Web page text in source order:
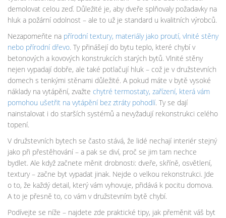
demolovat celou zeď. Důležité je, aby dveře splňovaly požadavky na
hluk a požární odolnost – ale to už je standard u kvalitních výrobců.
Nezapomeňte na přírodní textury, materiály jako proutí, vlnité stěny
nebo přírodní dřevo. Ty přinášejí do bytu teplo, které chybí v
betonových a kovových konstrukcích starých bytů. Vlnité stěny
nejen vypadají dobře, ale také potlačují hluk – což je v družstevních
domech s tenkými stěnami důležité. A pokud máte v bytě vysoké
náklady na vytápění, zvažte chytré termostaty, zařízení, která vám
pomohou ušetřit na vytápění bez ztráty pohodlí. Ty se dají
nainstalovat i do starších systémů a nevyžadují rekonstrukci celého
topení.
V družstevních bytech se často stává, že lidé nechají interiér stejný
jako při přestěhování – a pak se diví, proč se jim tam nechce
bydlet. Ale když začnete měnit drobnosti: dveře, skříně, osvětlení,
textury – začne byt vypadat jinak. Nejde o velkou rekonstrukci. Jde
o to, že každý detail, který vám vyhovuje, přidává k pocitu domova.
A to je přesně to, co vám v družstevním bytě chybí.
Podívejte se níže – najdete zde praktické tipy, jak přeměnit váš byt